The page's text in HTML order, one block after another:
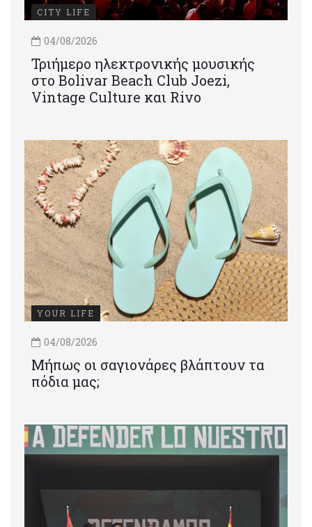
CITY LIFE
04/08/2026
Τριήμερο ηλεκτρονικής μουσικής
στο Bolivar Beach Club Joezi,
Vintage Culture και Rivo
YOUR LIFE
04/08/2026
Μήπως οι σαγιονάρες βλάπτουν τα
πόδια μας;